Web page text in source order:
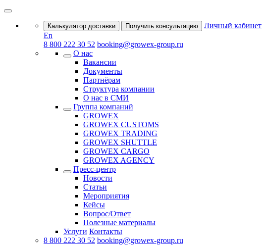
Калькулятор доставки Получить консультацию
Личный кабинет
En
8 800 222 30 52 booking@growex-group.ru
О нас
Вакансии
Документы
Партнёрам
Структура компании
О нас в СМИ
Группа компаний
GROWEX
GROWEX CUSTOMS
GROWEX TRADING
GROWEX SHUTTLE
GROWEX CARGO
GROWEX AGENCY
Пресс-центр
Новости
Статьи
Мероприятия
Кейсы
Вопрос/Ответ
Полезные материалы
Услуги Контакты
8 800 222 30 52 booking@growex-group.ru